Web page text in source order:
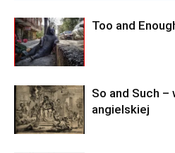
Too and
So and Such –
angielskiej